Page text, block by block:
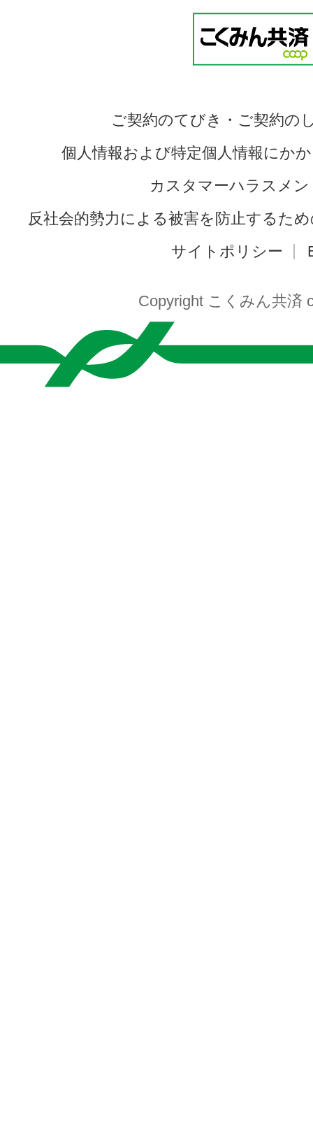
ご契約のてびき・ご契約の
個人情報および特定個人情報にか
カスタマーハラスメ
反社会的勢力による被害を防止するた
サイトポリシー
Copyright こくみん共済